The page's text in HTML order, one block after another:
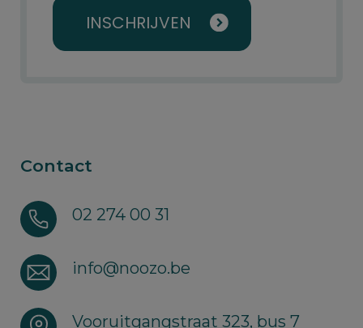
INSCHRIJVEN
Contact
02 274 00 31
info@noozo.be
Vooruitgangstraat 323, bus 7